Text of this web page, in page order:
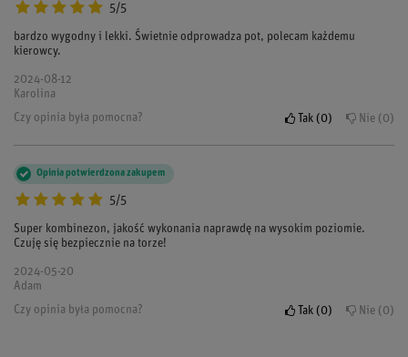
5/5
bardzo wygodny i lekki. Świetnie odprowadza pot, polecam każdemu
kierowcy.
2024-08-12
Karolina
Czy opinia była pomocna?
Tak 0 Nie 0
5/5
Opinia potwierdzona zakupem
Super kombinezon, jakość wykonania naprawdę na wysokim poziomie.
Czuję się bezpiecznie na torze!
2024-05-20
Adam
Czy opinia była pomocna?
Tak 0 Nie 0